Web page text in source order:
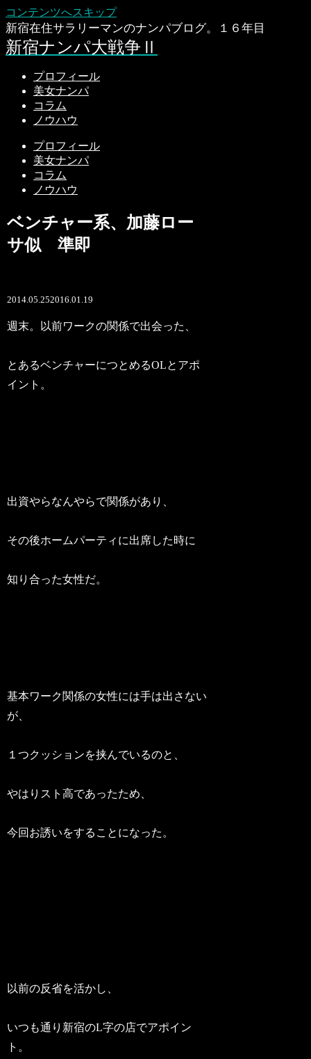
コンテンツへスキップ
新宿在住サラリーマンのナンパブログ。１６年目
新宿ナンパ大戦争Ⅱ
プロフィール
美女ナンパ
コラム
ノウハウ
プロフィール
美女ナンパ
コラム
ノウハウ
ベンチャー系、加藤ロー
サ似 準即
2014.05.252016.01.19
週末。以前ワークの関係で出会った、
とあるベンチャーにつとめるOLとアポ
イント。
出資やらなんやらで関係があり、
その後ホームパーティに出席した時に
知り合った女性だ。
基本ワーク関係の女性には手は出さない
が、
１つクッションを挟んでいるのと、
やはりスト高であったため、
今回お誘いをすることになった。
以前の反省を活かし、
いつも通り新宿のL字の店でアポイン
ト。